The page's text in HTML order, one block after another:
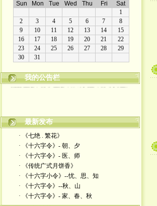
我的公告栏
热爱生活，分享生活，体味人生，分享人生。
最新发布
· 《七绝 . 繁花》
· 《十六字令》- 朝、夕
· 《十六字令》- 医、师
· 《传统广式月饼香》
· 《十六字小令》--忧、思、知
· 《十六字令》--秋、山
· 《十六字令》- 家、春、秋